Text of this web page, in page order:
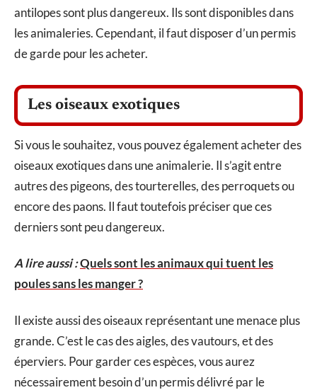
antilopes sont plus dangereux. Ils sont disponibles dans
les animaleries. Cependant, il faut disposer d’un permis
de garde pour les acheter.
Les oiseaux exotiques
Si vous le souhaitez, vous pouvez également acheter des
oiseaux exotiques dans une animalerie. Il s’agit entre
autres des pigeons, des tourterelles, des perroquets ou
encore des paons. Il faut toutefois préciser que ces
derniers sont peu dangereux.
A lire aussi :Quels sont les animaux qui tuent les
poules sans les manger ?
Il existe aussi des oiseaux représentant une menace plus
grande. C’est le cas des aigles, des vautours, et des
éperviers. Pour garder ces espèces, vous aurez
nécessairement besoin d’un permis délivré par le